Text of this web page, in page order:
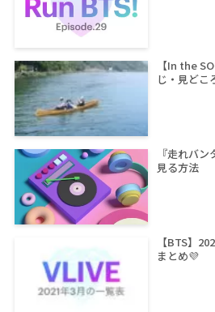
【In the
じ・見どこ
『走れバ
見る方法
【BTS】
まとめ💜